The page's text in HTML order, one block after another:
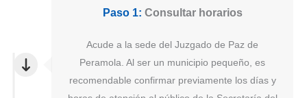
Paso 1: Consultar horarios
Acude a la sede del Juzgado de Paz de
Peramola. Al ser un municipio pequeño, es
recomendable confirmar previamente los días y